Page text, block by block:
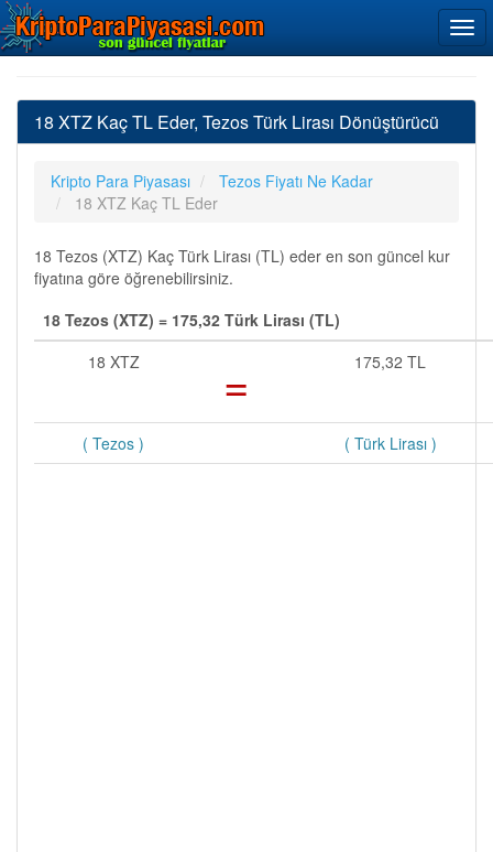
18 XTZ Kaç TL Eder, Tezos Türk Lirası Dönüştürücü
Kripto Para Piyasası
Tezos Fiyatı Ne Kadar
18 XTZ Kaç TL Eder
18 Tezos (XTZ) Kaç Türk Lirası (TL) eder en son güncel kur
fiyatına göre öğrenebilirsiniz.
18 Tezos (XTZ) = 175,32 Türk Lirası (TL)
18 XTZ
= 175,32 TL
( Tezos ) ( Türk Lirası )